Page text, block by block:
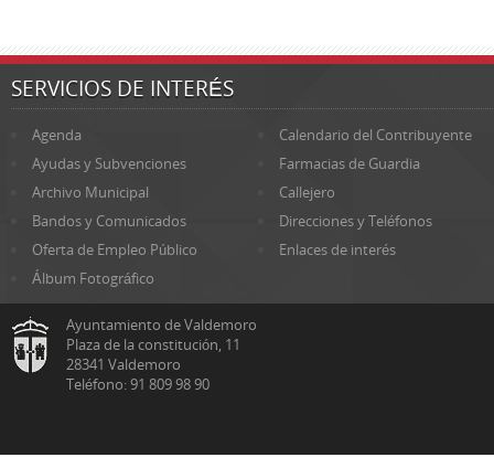
SERVICIOS DE INTERÉS
Agenda
Calendario del Contribuyente
Ayudas y Subvenciones
Farmacias de Guardia
Archivo Municipal
Callejero
Bandos y Comunicados
Direcciones y Teléfonos
Oferta de Empleo Público
Enlaces de interés
Álbum Fotográfico
Ayuntamiento de Valdemoro
Plaza de la constitución, 11
28341 Valdemoro
Teléfono: 91 809 98 90